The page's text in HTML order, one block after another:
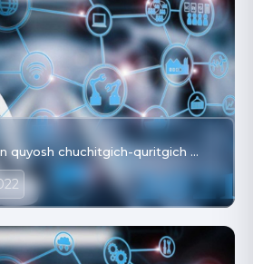
quyosh chuchitgich-quritgich …